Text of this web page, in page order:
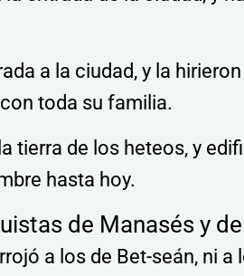
a la ciudad, y la
toda su familia.
tierra de los heteos, y
hasta hoy.
de Manasés y
a los de Bet-seán, ni a